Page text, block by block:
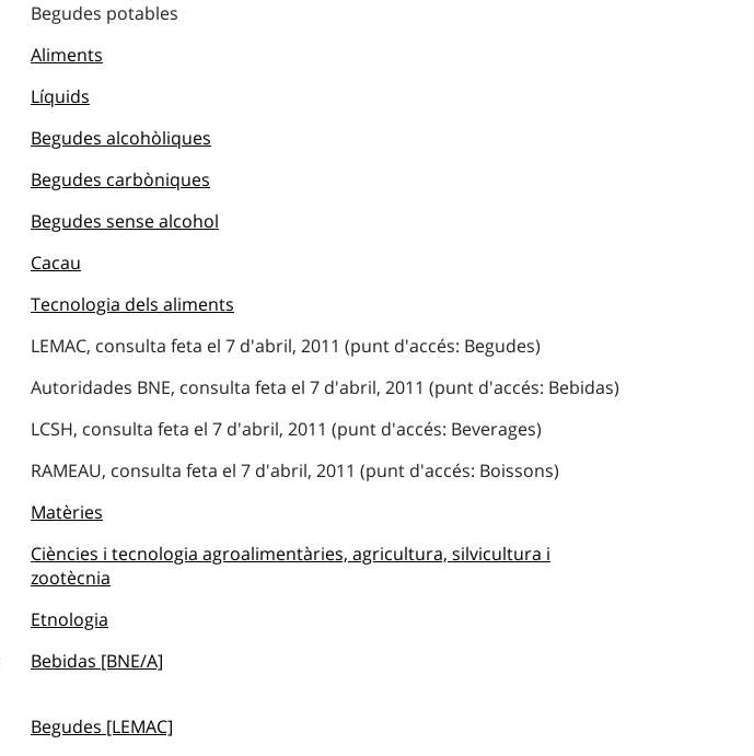
Begudes potables
Aliments
Líquids
Begudes alcohòliques
Begudes carbòniques
Begudes sense alcohol
Cacau
Tecnologia dels aliments
LEMAC, consulta feta el 7 d'abril, 2011 (punt d'accés: Begudes)
Autoridades BNE, consulta feta el 7 d'abril, 2011 (punt d'accés: Bebidas)
LCSH, consulta feta el 7 d'abril, 2011 (punt d'accés: Beverages)
RAMEAU, consulta feta el 7 d'abril, 2011 (punt d'accés: Boissons)
Matèries
Ciències i tecnologia agroalimentàries, agricultura, silvicultura i
zootècnia
Etnologia
Bebidas [BNE/A]
Begudes [LEMAC]